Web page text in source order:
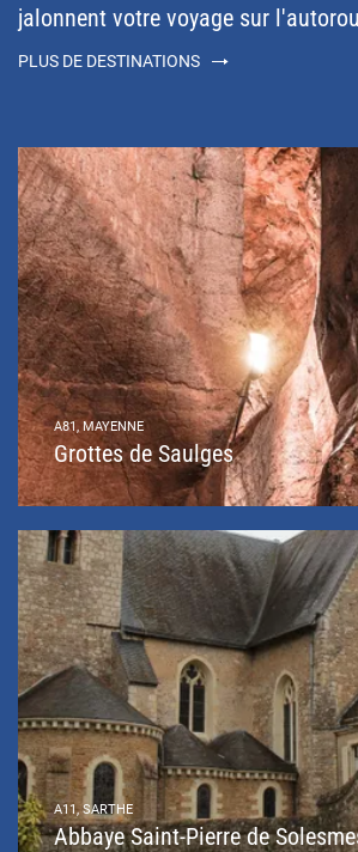
jalonnent votre voyage sur
PLUS DE DESTINATIONS
A81, MAYENNE
Grottes de Saulges
A11, SARTHE
Abbaye Saint-Pierre de